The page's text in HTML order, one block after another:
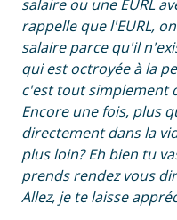
salaire ou une EURL
rappelle que l'EURL,
salaire parce qu'il
qui est octroyée à la
c'est tout simplement
Encore une fois, plus
directement dans la
plus loin? Eh bien tu
prends rendez vous
Allez, je te laisse